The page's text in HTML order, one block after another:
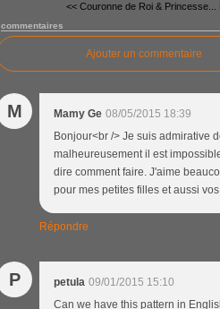
<< Couronne de Roi & Princesse...
commentaires
Ajouter un commentaire
M Mamy Ge 08/05/2015 18:39
Bonjour<br /> Je suis admirative
malheureusement il est
dire comment faire. J'aime
pour mes petites filles et aussi
Répondre
P petula 09/01/2015 15:10
Can we have this pattern in